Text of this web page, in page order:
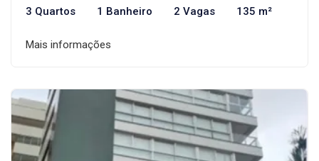
3 Quartos 1 Banheiro 2 Vagas 135 m²
Mais informações